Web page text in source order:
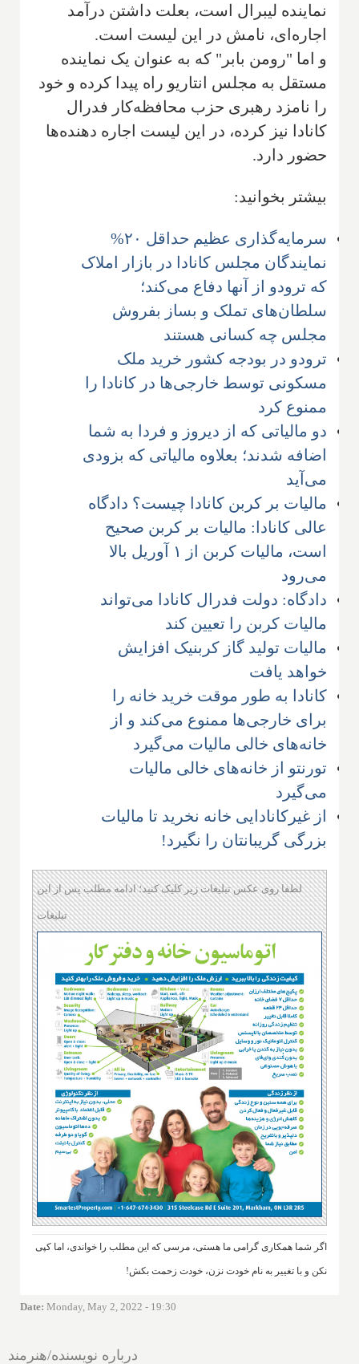
نماینده لیبرال است، بعلت داشتن درآمد
اجاره‌ای، نامش در این لیست است.
و اما "رومن بابر" که به عنوان یک نماینده
مستقل به مجلس انتاریو راه پیدا کرده و خود
را نامزد رهبری حزب محافظه‌کار فدرال
کانادا نیز کرده، در این لیست اجاره دهنده‌ها
حضور دارد.
بیشتر بخوانید:
سرمایه‌گذاری عظیم حداقل ۲۰%
نمایندگان مجلس کانادا در بازار املاک
که ترودو از آنها دفاع می‌کند؛
سلطان‌های تملک و بساز بفروش
مجلس چه کسانی هستند
ترودو در بودجه کشور خرید ملک
مسکونی توسط خارجی‌ها در کانادا را
ممنوع کرد
دو مالیاتی که از دیروز و فردا به شما
اضافه شدند؛ بعلاوه مالیاتی که بزودی
می‌آید
مالیات بر کربن کانادا چیست؟ دادگاه
عالی کانادا: مالیات بر کربن صحیح
است، مالیات کربن از ۱ آوریل بالا
می‌رود
دادگاه: دولت فدرال کانادا می‌تواند
مالیات کربن را تعیین کند
مالیات تولید گاز کربنیک افزایش
خواهد یافت
کانادا به طور موقت خرید خانه‌ را
برای خارجی‌ها ممنوع می‌کند و از
خانه‌های خالی مالیات می‌گیرد
تورنتو از خانه‌های خالی مالیات
می‌گیرد
از غیر‌کانادایی خانه نخرید تا مالیات
بزرگی گریبانتان را نگیرد!
لطفا روی عکس تبلیغات زیر کلیک کنید؛ ادامه مطلب پس از این
تبلیغات
اگر شما همکاری گرامی ما هستی، مرسی که این مطلب را خواندی، اما کپی
نکن و با تغییر به نام خودت نزن، خودت زحمت بکش!
Date: Monday, May 2, 2022 - 19:30
درباره نویسنده/هنرمند